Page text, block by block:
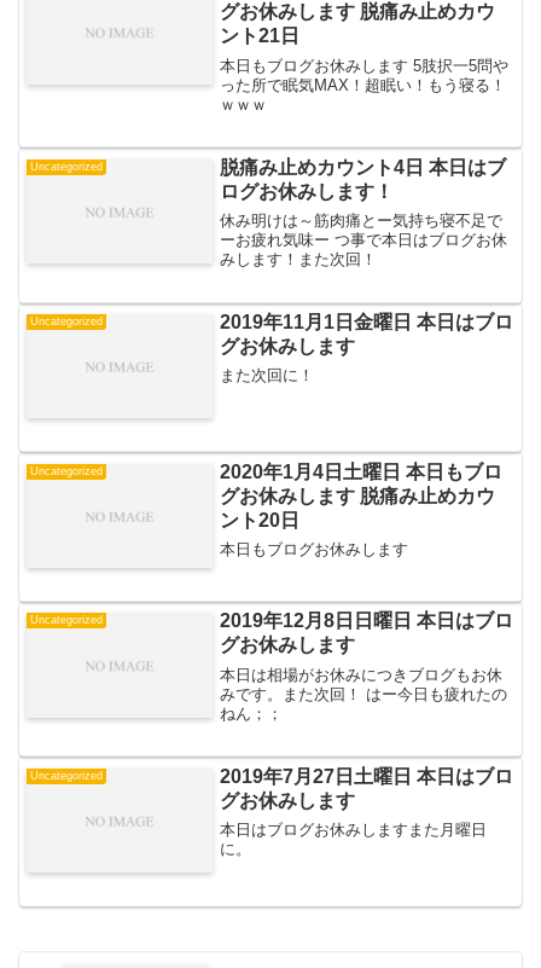
グお休みします 脱痛み止めカウ
ント21日
本日もブログお休みします 5肢択一5問や
った所で眠気MAX！超眠い！もう寝る！
ｗｗｗ
Uncategorized
脱痛み止めカウント4日 本日はブ
ログお休みします！
休み明けは～筋肉痛とー気持ち寝不足で
ーお疲れ気味ー つ事で本日はブログお休
みします！また次回！
Uncategorized
2019年11月1日金曜日 本日はブロ
グお休みします
また次回に！
Uncategorized
2020年1月4日土曜日 本日もブロ
グお休みします 脱痛み止めカウ
ント20日
本日もブログお休みします
Uncategorized
2019年12月8日日曜日 本日はブロ
グお休みします
本日は相場がお休みにつきブログもお休
みです。また次回！ はー今日も疲れたの
ねん；；
Uncategorized
2019年7月27日土曜日 本日はブロ
グお休みします
本日はブログお休みしますまた月曜日
に。